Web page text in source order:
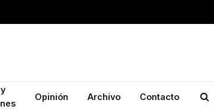
Opinión Archivo Contacto